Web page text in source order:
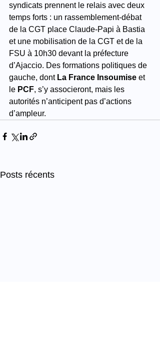
syndicats prennent le relais avec deux
temps forts : un rassemblement-débat
de la CGT place Claude-Papi à Bastia
et une mobilisation de la CGT et de la
FSU à 10h30 devant la préfecture
d’Ajaccio. Des formations politiques de
gauche, dont La France Insoumise et
le PCF, s’y associeront, mais les
autorités n’anticipent pas d’actions
d’ampleur.
Posts récents